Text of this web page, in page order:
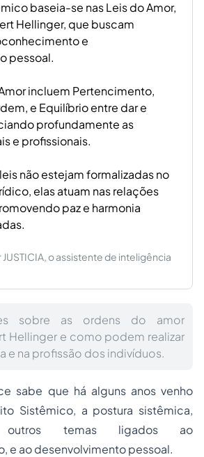
baseia-se nas Leis do Amor,
Hellinger, que buscam
e
pessoal.
incluem Pertencimento,
e Equilíbrio entre dar e
profundamente as
e profissionais.
não estejam formalizadas no
elas atuam nas relações
paz e harmonia
o assistente de inteligência
sobre as ordens do amor
Hellinger e como podem realizar
e na profissão dos indivíduos.
sabe que há alguns anos venho
Sistêmico, a postura sistêmica,
temas ligados ao
e ao desenvolvimento pessoal.